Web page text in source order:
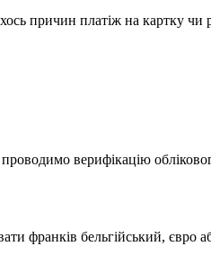
причин платіж на картку
верифікацію
франків бельгійський, євро